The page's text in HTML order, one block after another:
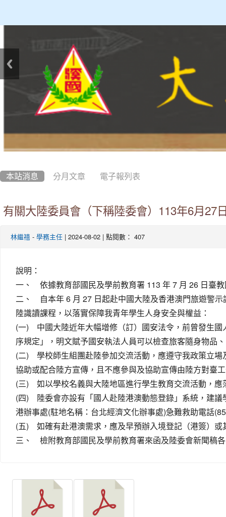
本站消息 分月文章 電子報列表
有關大陸委員會（下稱陸委會）113年6月27
林繼禧 - 學務主任 | 2024-08-02 | 點閱數： 407
說明：
一、 依據教育部國民及學前教育署 113 年 7 月 26 日臺
二、 自本年 6 月 27 日起赴中國大陸及香港澳門旅遊警
陸識讀課程，以落實保障我青年學生人身安全與權益：
(一) 中國大陸近年大幅增修（訂）國安法令，前曾發生國
序規定」，明文賦予國安執法人員可以檢查旅客隨身物品
(二) 學校師生組團赴陸參加交流活動，應遵守我政策立場
協助或配合陸方宣傳，且不應參與及協助宣傳由陸方對臺
(三) 如以學校名義與大陸地區進行學生教育交流活動，應
(四) 陸委會亦設有「國人赴陸港澳動態登錄」系統，建議
港辦事處(駐地名稱：台北經濟文化辦事處)急難救助電話
(五) 如確有赴港澳需求，應及早預辦入境登記（港簽）
三、 檢附教育部國民及學前教育署來函及陸委會新聞稿